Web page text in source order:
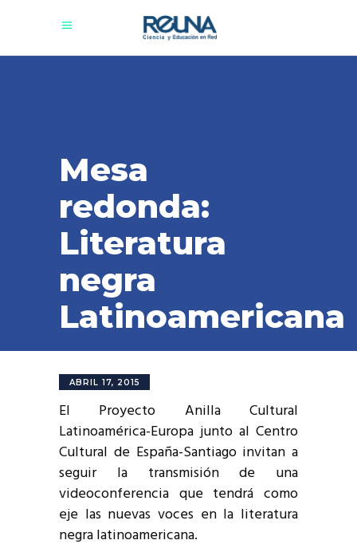
Mesa
redonda:
Literatura
negra
Latinoamericana
ABRIL 17, 2015
El Proyecto Anilla Cultural
Latinoamérica-Europa junto al Centro
Cultural de España-Santiago invitan a
seguir la transmisión de una
videoconferencia que tendrá como
eje las nuevas voces en la literatura
negra latinoamericana.